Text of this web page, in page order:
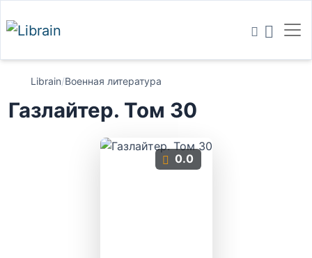
Librain/Военная литература
Газлайтер. Том 30
0.0